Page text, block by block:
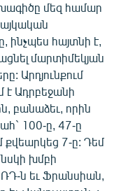
մեզ համար
ինչպես հայտնի է,
մարտիմեկյան
Արդյունքում
է Ադրբեջանի
բանաձեւ, որին
100-ը, 47-ը
քվեարկեց 7-ը: Դեմ
խմբի
ն եւ Ֆրանսիան,